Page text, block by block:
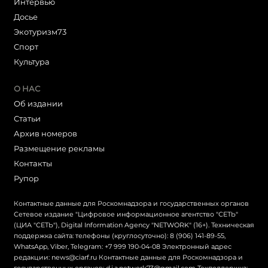
Интервью
Досье
Экотуризм73
Cпорт
Культура
О НАС
Об издании
Статьи
Архив номеров
Размещение рекламы
Контакты
Рупор
Контактные данные для Роскомнадзора и государственных органов
Сетевое издание "Цифровое информационное агентство "СЕТЬ"
(ЦИА "СЕТЬ"), Digital Information Agency "NETWORK" (16+). Техническая
поддержка сайта: телефоны (круглосуточно): 8 (906) 141-89-55,
WhatsApp, Viber, Telegram: +7 999 190-04-08 Электронный адрес
редакции: news@ciarf.ru Контактные данные для Роскомнадзора и